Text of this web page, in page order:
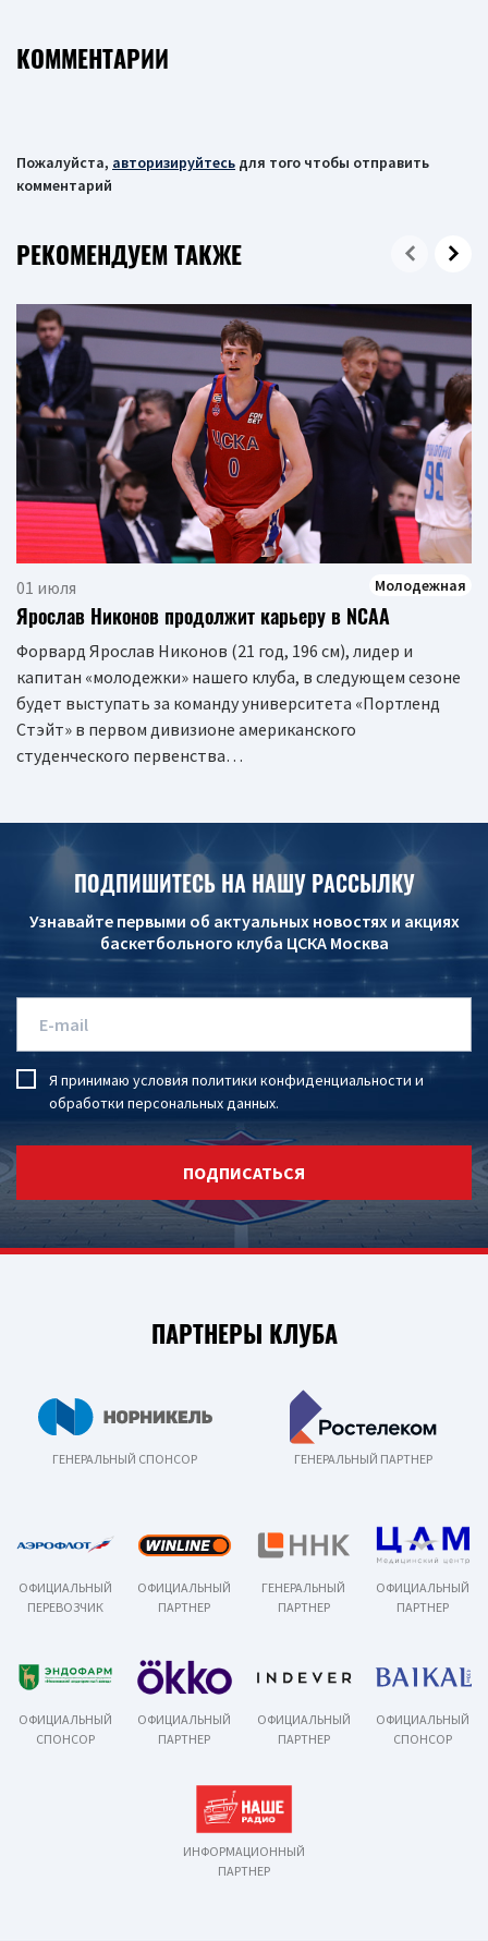
КОММЕНТАРИИ
Пожалуйста, авторизируйтесь для того чтобы отправить
комментарий
РЕКОМЕНДУЕМ ТАКЖЕ
01 июля Молодежная
Ярослав Никонов продолжит карьеру в NCAA
Форвард Ярослав Никонов (21 год, 196 см), лидер и
капитан «молодежки» нашего клуба, в следующем сезоне
будет выступать за команду университета «Портленд
Стэйт» в первом дивизионе американского
студенческого первенства…
ПОДПИШИТЕСЬ НА НАШУ РАССЫЛКУ
Узнавайте первыми об актуальных новостях и акциях
баскетбольного клуба ЦСКА Москва
Я принимаю условия политики конфиденциальности и
обработки персональных данных.
ПОДПИСАТЬСЯ
ПАРТНЕРЫ КЛУБА
ГЕНЕРАЛЬНЫЙ СПОНСОР ГЕНЕРАЛЬНЫЙ ПАРТНЕР
ОФИЦИАЛЬНЫЙ
ПЕРЕВОЗЧИК
ОФИЦИАЛЬНЫЙ
ПАРТНЕР
ГЕНЕРАЛЬНЫЙ
ПАРТНЕР
ОФИЦИАЛЬНЫЙ
ПАРТНЕР
ОФИЦИАЛЬНЫЙ
СПОНСОР
ОФИЦИАЛЬНЫЙ
ПАРТНЕР
ОФИЦИАЛЬНЫЙ
ПАРТНЕР
ОФИЦИАЛЬНЫЙ
СПОНСОР
ИНФОРМАЦИОННЫЙ
ПАРТНЕР